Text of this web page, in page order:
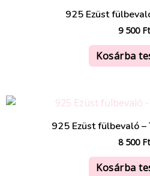
925 Ezüst
9 500 Ft
Kosárba
925 Ezüst fülbevaló –
8 500 Ft
Kosárba